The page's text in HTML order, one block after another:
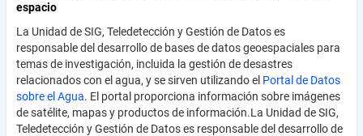
espacio
La Unidad de SIG, Teledetección y Gestión de Datos es
responsable del desarrollo de bases de datos geoespaciales para
temas de investigación, incluida la gestión de desastres
relacionados con el agua, y se sirven utilizando el Portal de Datos
sobre el Agua. El portal proporciona información sobre imágenes
de satélite, mapas y productos de información.La Unidad de SIG,
Teledetección y Gestión de Datos es responsable del desarrollo de